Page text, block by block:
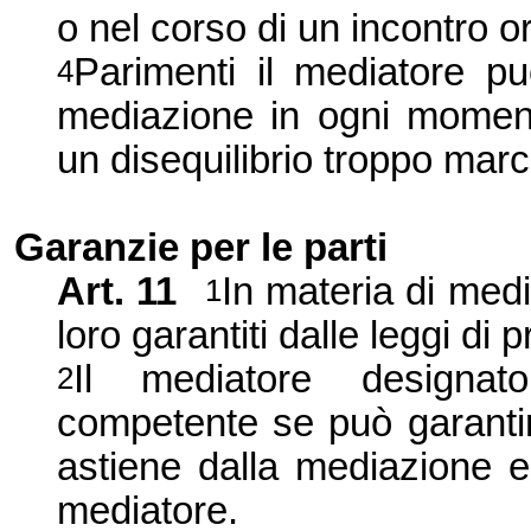
o nel corso di un incontro
4Parimenti il mediatore
mediazione in ogni
un disequilibrio troppo
Garanzie per le parti
Art. 11
1In materia di
loro garantiti dalle leggi di
2Il mediatore
competente se può
astiene dalla mediazione
mediatore.